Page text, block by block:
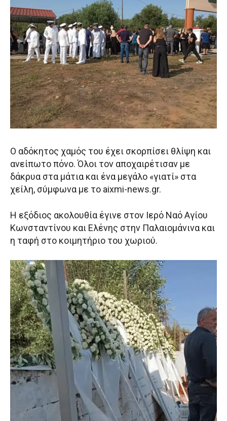
Ο αδόκητος χαμός του έχει σκορπίσει θλίψη και
ανείπωτο πόνο. Όλοι τον αποχαιρέτισαν με
δάκρυα στα μάτια και ένα μεγάλο «γιατί» στα
χείλη, σύμφωνα με το aixmi-news.gr.
Η εξόδιος ακολουθία έγινε στον Ιερό Ναό Αγίου
Κωνσταντίνου και Ελένης στην Παλαιομάνινα και
η ταφή στο κοιμητήριο του χωριού.